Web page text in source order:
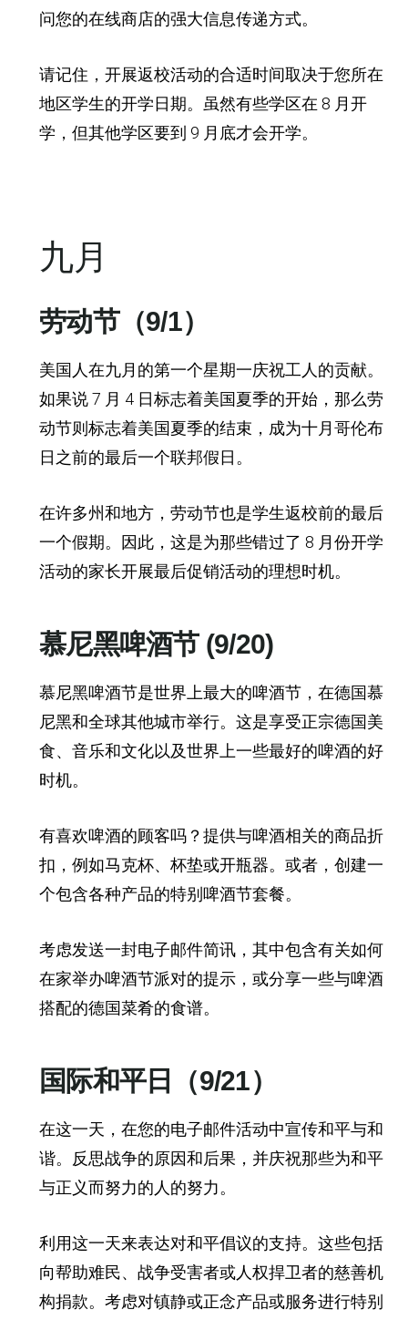
问您的在线商店的强大信息传递方式。
请记住，开展返校活动的合适时间取决于您所在
地区学生的开学日期。虽然有些学区在 8 月开
学，但其他学区要到 9 月底才会开学。
九月
劳动节（9/1）
美国人在九月的第一个星期一庆祝工人的贡献。
如果说 7 月 4 日标志着美国夏季的开始，那么劳
动节则标志着美国夏季的结束，成为十月哥伦布
日之前的最后一个联邦假日。
在许多州和地方，劳动节也是学生返校前的最后
一个假期。因此，这是为那些错过了 8 月份开学
活动的家长开展最后促销活动的理想时机。
慕尼黑啤酒节 (9/20)
慕尼黑啤酒节是世界上最大的啤酒节，在德国慕
尼黑和全球其他城市举行。这是享受正宗德国美
食、音乐和文化以及世界上一些最好的啤酒的好
时机。
有喜欢啤酒的顾客吗？提供与啤酒相关的商品折
扣，例如马克杯、杯垫或开瓶器。或者，创建一
个包含各种产品的特别啤酒节套餐。
考虑发送一封电子邮件简讯，其中包含有关如何
在家举办啤酒节派对的提示，或分享一些与啤酒
搭配的德国菜肴的食谱。
国际和平日（9/21）
在这一天，在您的电子邮件活动中宣传和平与和
谐。反思战争的原因和后果，并庆祝那些为和平
与正义而努力的人的努力。
利用这一天来表达对和平倡议的支持。这些包括
向帮助难民、战争受害者或人权捍卫者的慈善机
构捐款。考虑对镇静或正念产品或服务进行特别